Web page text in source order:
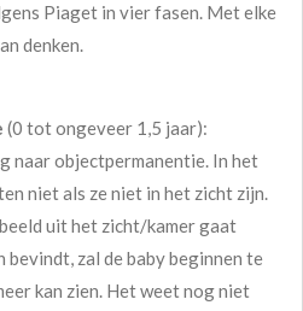
Piaget in vier fasen. Met elke
denken.
(0 tot ongeveer 1,5 jaar):
naar objectpermanentie. In het
niet als ze niet in het zicht zijn.
uit het zicht/kamer gaat
bevindt, zal de baby beginnen te
kan zien. Het weet nog niet